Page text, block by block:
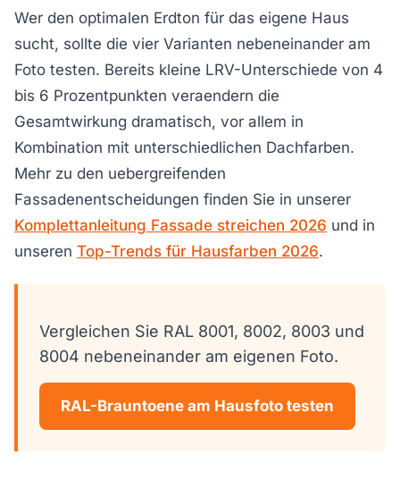
Wer den optimalen Erdton für das eigene Haus
sucht, sollte die vier Varianten nebeneinander am
Foto testen. Bereits kleine LRV-Unterschiede von 4
bis 6 Prozentpunkten veraendern die
Gesamtwirkung dramatisch, vor allem in
Kombination mit unterschiedlichen Dachfarben.
Mehr zu den uebergreifenden
Fassadenentscheidungen finden Sie in unserer
Komplettanleitung Fassade streichen 2026 und in
unseren Top-Trends für Hausfarben 2026.
Vergleichen Sie RAL 8001, 8002, 8003 und
8004 nebeneinander am eigenen Foto.
RAL-Brauntoene am Hausfoto testen